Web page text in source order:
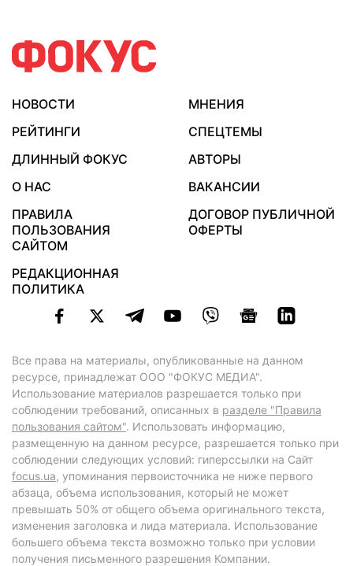
НОВОСТИ
МНЕНИЯ
РЕЙТИНГИ
СПЕЦТЕМЫ
ДЛИННЫЙ ФОКУС
АВТОРЫ
О НАС
ВАКАНСИИ
ПРАВИЛА
ПОЛЬЗОВАНИЯ
САЙТОМ
ДОГОВОР ПУБЛИЧНОЙ
ОФЕРТЫ
РЕДАКЦИОННАЯ
ПОЛИТИКА
Все права на материалы, опубликованные на данном
ресурсе, принадлежат ООО "ФОКУС МЕДИА".
Использование материалов разрешается только при
соблюдении требований, описанных в разделе "Правила
пользования сайтом". Использовать информацию,
размещенную на данном ресурсе, разрешается только при
соблюдении следующих условий: гиперссылки на Сайт
focus.ua, упоминания первоисточника не ниже первого
абзаца, объема использования, который не может
превышать 50% от общего объема оригинального текста,
изменения заголовка и лида материала. Использование
большего объема текста возможно только при условии
получения письменного разрешения Компании.